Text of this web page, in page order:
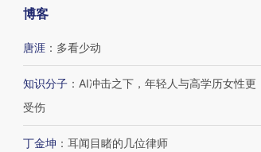
博客
唐涯 ： 多看少动
知识分子 ： AI冲击之下，年轻人与高学历女性更
受伤
丁金坤 ： 耳闻目睹的几位律师